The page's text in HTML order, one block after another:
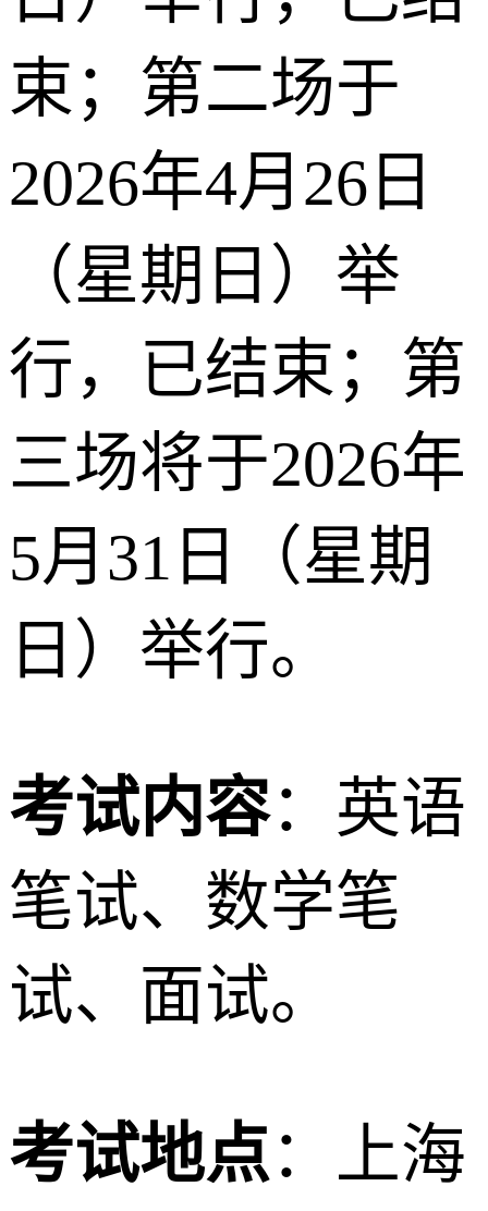
束；第二场于
2026年4月26日
（星期日）举
行，已结束；第
三场将于2026年
5月31日（星期
日）举行。
考试内容：英语
笔试、数学笔
试、面试。
考试地点：上海